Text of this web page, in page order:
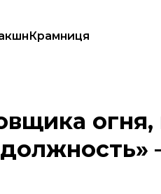
Крамниця
— СБУ
огня,